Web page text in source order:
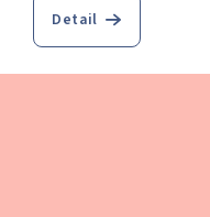
Detail